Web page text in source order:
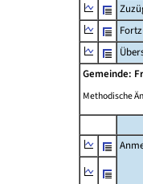
Gemeinde:
Methodische